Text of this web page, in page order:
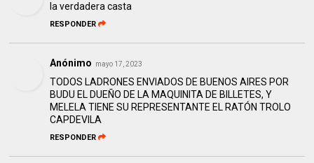
la verdadera casta
RESPONDER
Anónimo mayo 17, 2023
TODOS LADRONES ENVIADOS DE BUENOS AIRES POR
BUDU EL DUEÑO DE LA MAQUINITA DE BILLETES, Y
MELELA TIENE SU REPRESENTANTE EL RATÓN TROLO
CAPDEVILA
RESPONDER